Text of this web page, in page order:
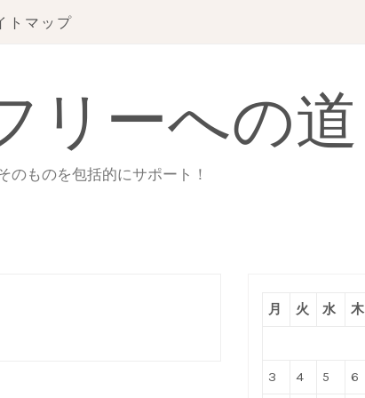
トマップ
リーへの道
のものを包括的にサポート！
月 火 水 木
3 4 5 6